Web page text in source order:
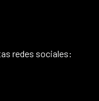
redes sociales: